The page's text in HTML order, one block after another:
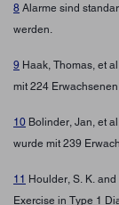
8 Alarme sind
werden.
9 Haak, Thomas, et
mit 224
10 Bolinder, Jan, et
wurde mit 239
11 Houlder, S. K.
Exercise in Type 1